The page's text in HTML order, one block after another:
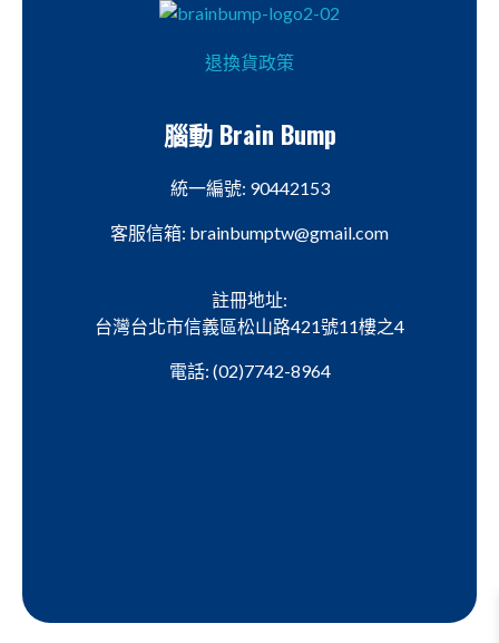
退換貨政策
腦動 Brain Bump
統一編號: 90442153
客服信箱: brainbumptw@gmail.com
註冊地址:
台灣台北市信義區松山路421號11樓之4
電話: (02)7742-8964